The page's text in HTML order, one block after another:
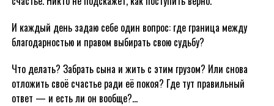
И каждый день задаю себе один вопрос: где граница между
благодарностью и правом выбирать свою судьбу?
Что делать? Забрать сына и жить с этим грузом? Или снова
отложить своё счастье ради её покоя? Где тут правильный
ответ — и есть ли он вообще?…